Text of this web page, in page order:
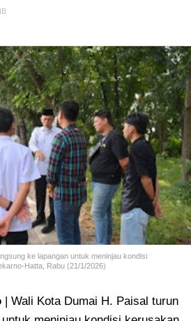
ke lapangan untuk meninjau kondisi
Hatta, Rabu (21/1/2026)
| Wali Kota Dumai H. Paisal turun